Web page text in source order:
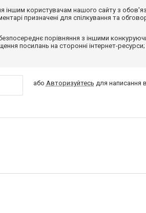
іншим користувачам нашого сайту з
призначені для спілкування та
порівняння з іншими
посилань на сторонні інтернет-
або Авторизуйтесь для написання